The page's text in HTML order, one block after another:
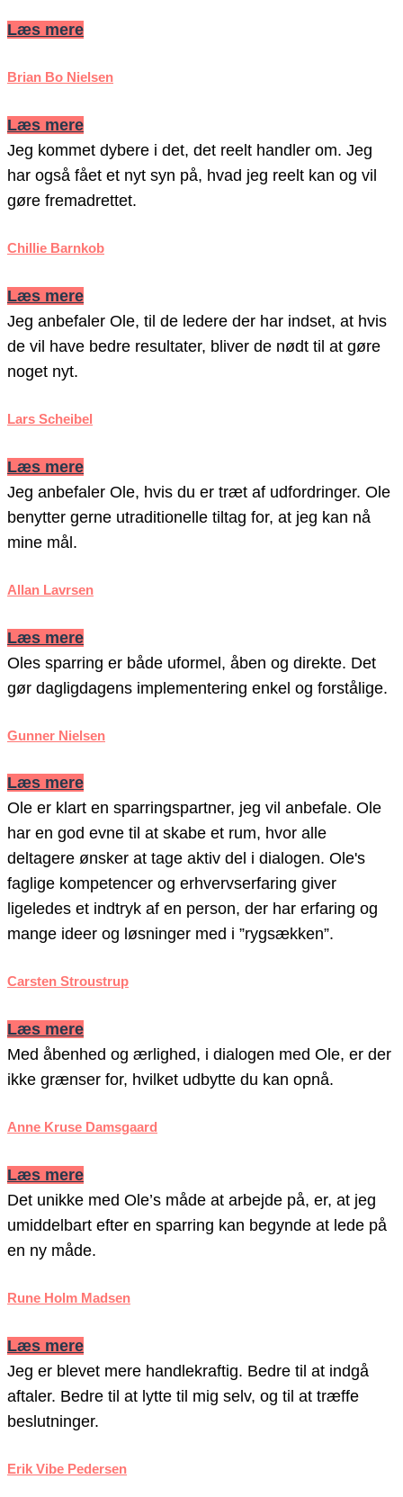
Læs mere
Brian Bo Nielsen
Læs mere
Jeg kommet dybere i det, det reelt handler om. Jeg
har også fået et nyt syn på, hvad jeg reelt kan og vil
gøre fremadrettet.
Chillie Barnkob
Læs mere
Jeg anbefaler Ole, til de ledere der har indset, at hvis
de vil have bedre resultater, bliver de nødt til at gøre
noget nyt.
Lars Scheibel
Læs mere
Jeg anbefaler Ole, hvis du er træt af udfordringer. Ole
benytter gerne utraditionelle tiltag for, at jeg kan nå
mine mål.
Allan Lavrsen
Læs mere
Oles sparring er både uformel, åben og direkte. Det
gør dagligdagens implementering enkel og forstålige.
Gunner Nielsen
Læs mere
Ole er klart en sparringspartner, jeg vil anbefale. Ole
har en god evne til at skabe et rum, hvor alle
deltagere ønsker at tage aktiv del i dialogen. Ole's
faglige kompetencer og erhvervserfaring giver
ligeledes et indtryk af en person, der har erfaring og
mange ideer og løsninger med i ”rygsækken”.
Carsten Stroustrup
Læs mere
Med åbenhed og ærlighed, i dialogen med Ole, er der
ikke grænser for, hvilket udbytte du kan opnå.
Anne Kruse Damsgaard
Læs mere
Det unikke med Ole’s måde at arbejde på, er, at jeg
umiddelbart efter en sparring kan begynde at lede på
en ny måde.
Rune Holm Madsen
Læs mere
Jeg er blevet mere handlekraftig. Bedre til at indgå
aftaler. Bedre til at lytte til mig selv, og til at træffe
beslutninger.
Erik Vibe Pedersen